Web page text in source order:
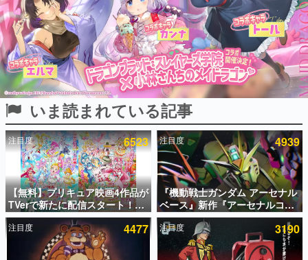
ピックアップ
電ファミのいま読まれている記事ランキング
アプリセール情報
インタビュー
連載・特集一覧
いま読まれている記事
注目度 6523
【無料】プリキュア映画4作品が
TVerで新たに配信スタート！な
んと2018年～2024年の映画ほぼ
すべてが見放題に、ぶっちゃけ
ありえないラインナップ
注目度 4939
『機動戦士ガンダム アーセナル
ベース』新作『アーセナルコマ
ンダー』発表！8月28日からオ
ープンベータテスト開催、2027
年2月下旬に稼働予定
注目度 4477 注目度 3190